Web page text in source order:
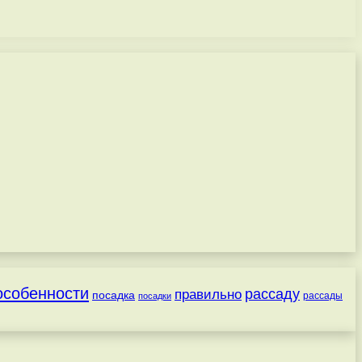
посадка посадки правильно рассаду рассады